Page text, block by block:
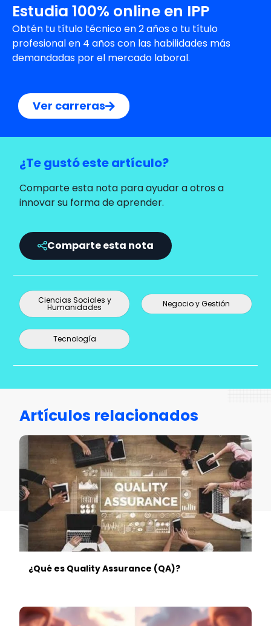
Estudia 100% online en IPP
Obtén tu título técnico en 2 años o tu título
profesional en 4 años con las habilidades más
demandadas por el mercado laboral.
Ver carreras
¿Te gustó este artículo?
Comparte esta nota para ayudar a otros a
innovar su forma de aprender.
Comparte esta nota
Ciencias Sociales y
Humanidades Negocio y Gestión
Tecnología
Artículos relacionados
¿Qué es Quality Assurance (QA)?